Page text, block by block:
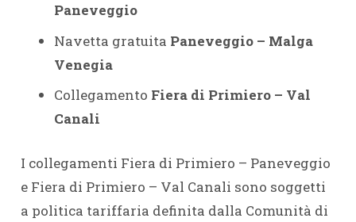
Paneveggio
Navetta gratuita Paneveggio – Malga
Venegia
Collegamento Fiera di Primiero – Val
Canali
I collegamenti Fiera di Primiero – Paneveggio
e Fiera di Primiero – Val Canali sono soggetti
a politica tariffaria definita dalla Comunità di